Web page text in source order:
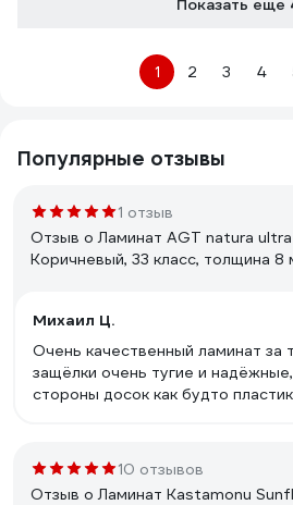
Показать еще
1 2 3 4
Популярные отзывы
1 отзыв
Отзыв о Ламинат AGT natura
Коричневый, 33 класс, толщина 8
Михаил Ц.
Очень качественный ламинат за
защёлки очень тугие и
стороны досок как будто
10 отзывов
Отзыв о Ламинат Kastamonu